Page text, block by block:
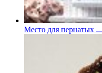
Место для пернатых ...